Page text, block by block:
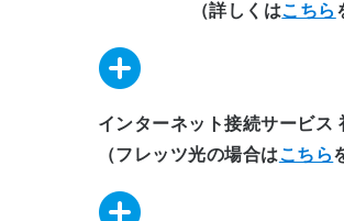
（詳しくはこちら
インターネット接続サービス
（フレッツ光の場合はこちら